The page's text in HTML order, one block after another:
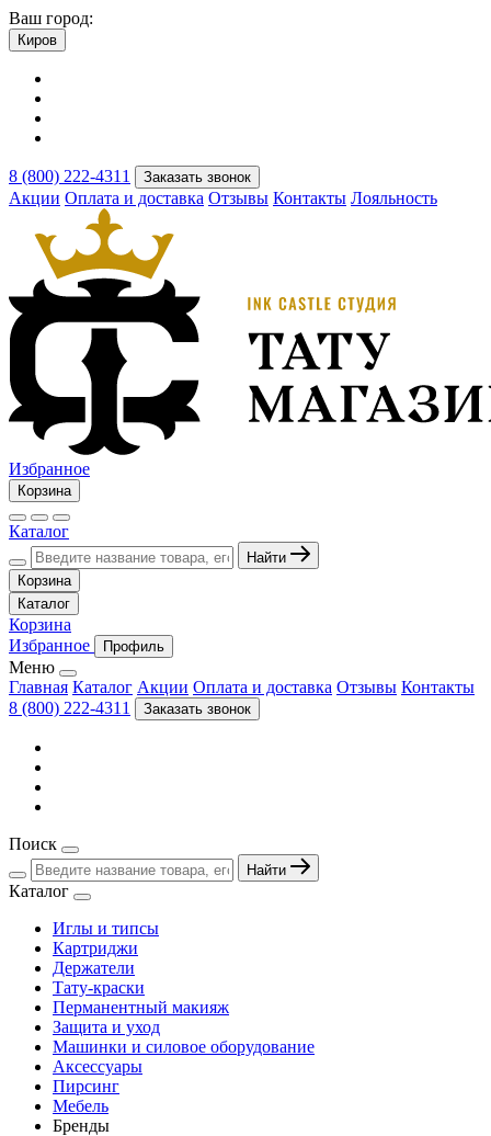
Ваш город:
Киров
8 (800) 222-4311 Заказать звонок
Акции Оплата и доставка Отзывы Контакты Лояльность
Избранное
Корзина
Каталог
Найти
Корзина
Каталог
Корзина
Избранное
Профиль
Меню
Главная Каталог Акции Оплата и доставка Отзывы Контакты
8 (800) 222-4311
Заказать звонок
Поиск
Найти
Каталог
Иглы и типсы
Картриджи
Держатели
Тату-краски
Перманентный макияж
Защита и уход
Машинки и силовое оборудование
Аксессуары
Пирсинг
Мебель
Бренды